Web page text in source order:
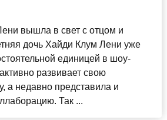
вышла в свет с отцом и
дочь Хайди Клум Лени уже
единицей в шоу-
развивает свою
а недавно представила и
Так ...